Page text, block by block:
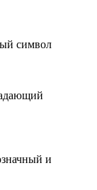
символ
и